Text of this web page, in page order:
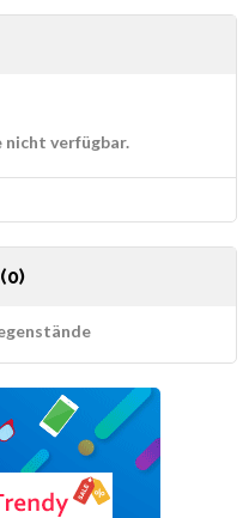
nicht verfügbar.